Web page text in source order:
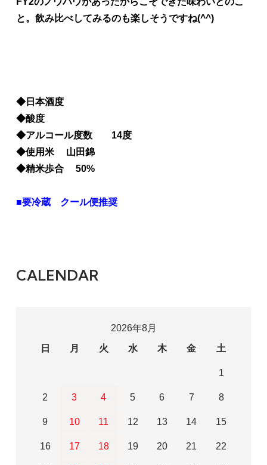
と。飲み比べしてみるのも楽しそうですね(^^)
◆日本酒度
◆酸度
◆アルコール度数 14度
◆使用米 山田錦
◆精米歩合 50%
■要冷蔵 クール便推奨
CALENDAR
2026年8月
日
月 火 水 木 金 土
1
2 3 4 5 6 7 8
9 10 11 12 13 14 15
16 17 18 19 20 21 22